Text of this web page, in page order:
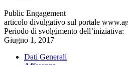
Public Engagement
articolo divulgativo sul portale
Periodo di svolgimento dell’iniziativa:
Giugno 1, 2017
Dati Generali